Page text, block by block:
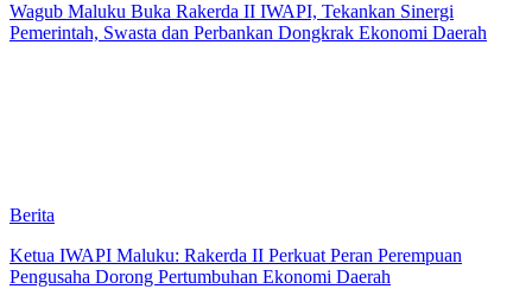
Wagub Maluku Buka Rakerda II IWAPI, Tekankan Sinergi
Pemerintah, Swasta dan Perbankan Dongkrak Ekonomi Daerah
Berita
Ketua IWAPI Maluku: Rakerda II Perkuat Peran Perempuan
Pengusaha Dorong Pertumbuhan Ekonomi Daerah